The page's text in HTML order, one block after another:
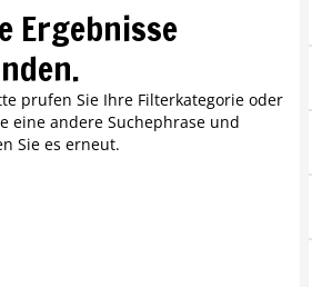
Ergebnisse
prufen Sie Ihre Filterkategorie oder
eine andere Suchephrase und
Sie es erneut.